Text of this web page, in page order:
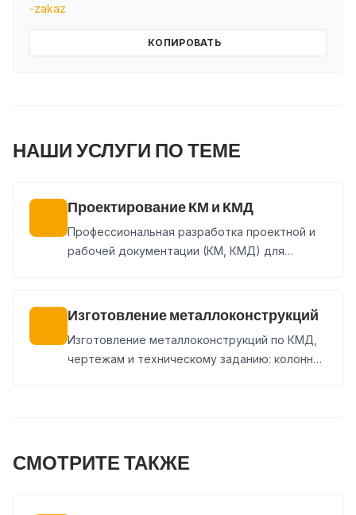
-zakaz
КОПИРОВАТЬ
НАШИ УСЛУГИ ПО ТЕМЕ
Проектирование КМ и КМД
Профессиональная разработка проектной и
рабочей документации (КМ, КМД) для
Изготовление металлоконструкций
Изготовление металлоконструкций по КМД,
чертежам и техническому заданию: колонны,
СМОТРИТЕ ТАКЖЕ